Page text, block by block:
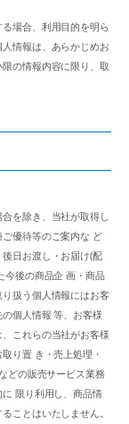
場合、利用目的を明ら
情報は、あらかじめお
の情報内容に限り、取
を除き、当社が取得し
優待等のご案内な ど
日お渡し・お届け(配
今後の商品企 画・商品
扱う個人情報にはお客
個人情報 等、お客様
これらの当社がお客様
り置 き・売上処理・
どの販売サービス業務
限り利用し、商品情
ことはいたしません。